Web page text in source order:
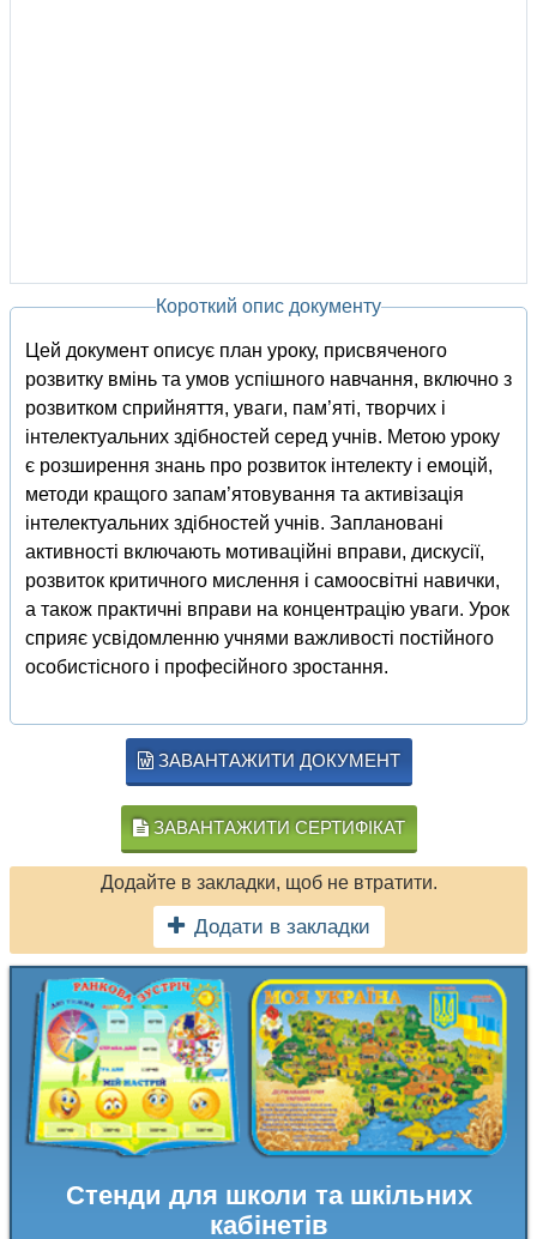
Короткий опис документу
Цей документ описує план уроку, присвяченого
розвитку вмінь та умов успішного навчання, включно з
розвитком сприйняття, уваги, пам’яті, творчих і
інтелектуальних здібностей серед учнів. Метою уроку
є розширення знань про розвиток інтелекту і емоцій,
методи кращого запам’ятовування та активізація
інтелектуальних здібностей учнів. Заплановані
активності включають мотиваційні вправи, дискусії,
розвиток критичного мислення і самоосвітні навички,
а також практичні вправи на концентрацію уваги. Урок
сприяє усвідомленню учнями важливості постійного
особистісного і професійного зростання.
ЗАВАНТАЖИТИ ДОКУМЕНТ
ЗАВАНТАЖИТИ СЕРТИФІКАТ
Додайте в закладки, щоб не втратити.
Додати в закладки
Стенди для школи та шкільних
кабінетів